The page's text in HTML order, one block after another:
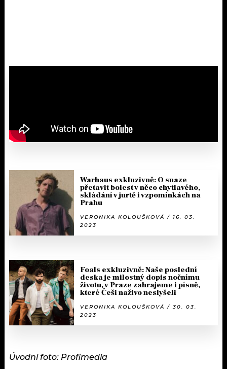
Warhaus exkluzivně: O snaze
přetavit bolest v něco chytlavého,
skládání v jurtě i vzpomínkách na
Prahu
VERONIKA KOLOUŠKOVÁ / 16. 03.
2023
Foals exkluzivně: Naše poslední
deska je milostný dopis nočnímu
životu, v Praze zahrajeme i písně,
které Češi naživo neslyšeli
VERONIKA KOLOUŠKOVÁ / 30. 03.
2023
Úvodní foto: Profimedia